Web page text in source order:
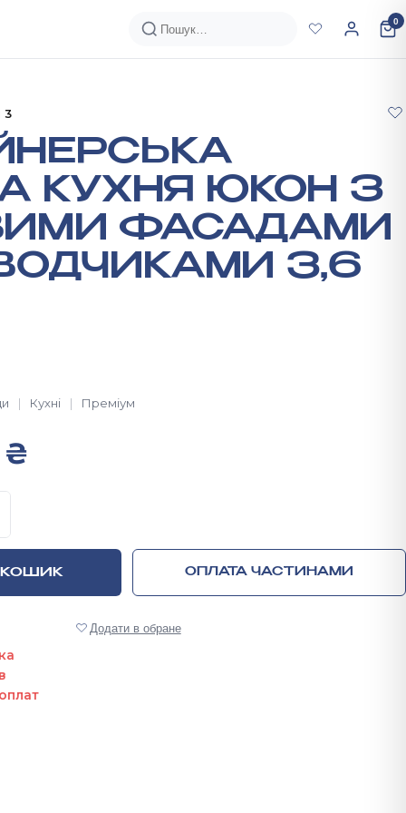
0
3
КУХНЯ ЮКОН З
ФАСАДАМИ
3,6
Кухнi Преміум
₴
ОПЛАТА ЧАСТИНАМИ
Додати в обране